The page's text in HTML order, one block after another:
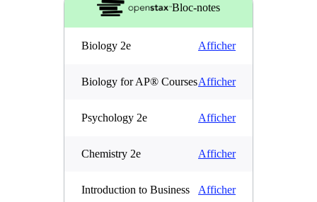
Bloc-notes
Biology 2e Afficher
Biology for AP® CoursesAfficher
Psychology 2e Afficher
Chemistry 2e Afficher
Introduction to Business Afficher